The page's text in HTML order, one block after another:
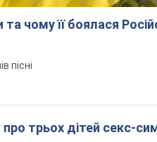
чому її боялася
пісні
трьох дітей секс-